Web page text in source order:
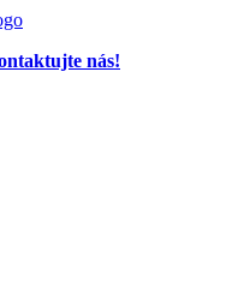
nás!